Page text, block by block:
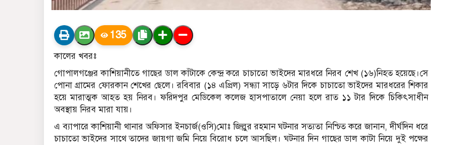
135
কালের খবরঃ
গোপালগঞ্জের কাশিয়ানীতে গাছের ডাল কাঁটাকে কেন্দ্র করে চাচাতো ভাইদের মারধরে নিরব শেখ (১৬)নিহত হয়েছে।সে
পোনা গ্রামের ফোরকান শেখের ছেলে। রবিবার (১৪ এপ্রিল) সন্ধ্যা সাড়ে ৬টার দিকে চাচাতো ভাইদের মারধরের শিকার
হয়ে মারাত্মক আহত হয় নিরব। ফরিদপুর মেডিকেল কলেজ হাসপাতালে নেয়া হলে রাত ১১ টার দিকে চিকিৎসাধীন
অবস্থায় নিরব মারা যায়।
এ ব্যাপারে কাশিয়ানী থানার অফিসার ইনচার্জ(ওসি)মোঃ জিল্লুর রহমান ঘটনার সত্যতা নিশ্চিত করে জানান, দীর্ঘদিন ধরে
চাচাতো ভাইদের সাথে তাদের জায়গা জমি নিয়ে বিরোধ চলে আসছিল। ঘটনার দিন গাছের ডাল কাটা নিয়ে দুই পক্ষের